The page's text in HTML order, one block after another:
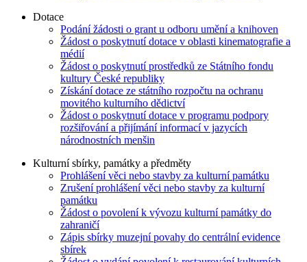
Dotace
Podání žádosti o grant u odboru umění a knihoven
Žádost o poskytnutí dotace v oblasti kinematografie a
médií
Žádost o poskytnutí prostředků ze Státního fondu
kultury České republiky
Získání dotace ze státního rozpočtu na ochranu
movitého kulturního dědictví
Žádost o poskytnutí dotace v programu podpory
rozšiřování a přijímání informací v jazycích
národnostních menšin
Kulturní sbírky, památky a předměty
Prohlášení věci nebo stavby za kulturní památku
Zrušení prohlášení věci nebo stavby za kulturní
památku
Žádost o povolení k vývozu kulturní památky do
zahraničí
Zápis sbírky muzejní povahy do centrální evidence
sbírek